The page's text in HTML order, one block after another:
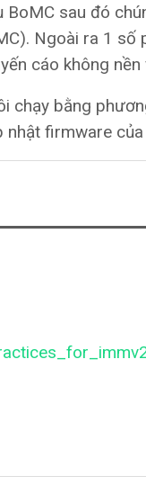
BoMC sau đó
Ngoài ra 1 số
cáo không
chạy bằng
firmware của